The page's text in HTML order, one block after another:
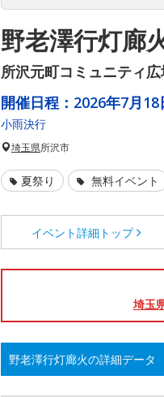
野老澤行灯廊
所沢元町コミュニティ
開催日程： 2026年7月18
小雨決行
埼玉県所沢市
夏祭り 無料イベント
イベント詳細 トップ
埼玉
野老澤行灯廊火の詳細データ